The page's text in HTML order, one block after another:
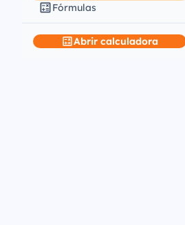
Fórmulas
Abrir calculadora